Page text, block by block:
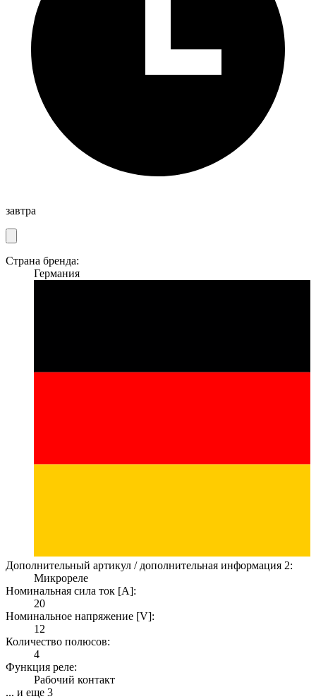
завтра
Страна бренда:
Германия
Дополнительный артикул / дополнительная информация 2:
Микрореле
Номинальная сила ток [A]:
20
Номинальное напряжение [V]:
12
Количество полюсов:
4
Функция реле:
Рабочий контакт
... и еще 3